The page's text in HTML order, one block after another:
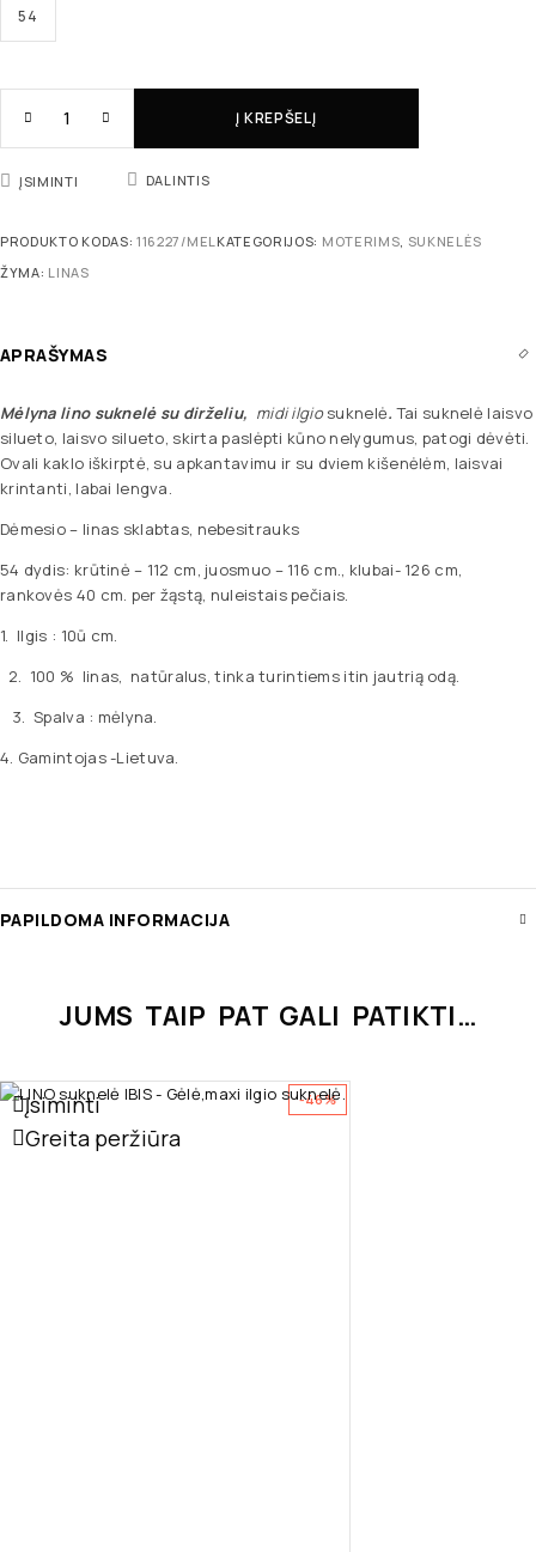
54
Į KREPŠELĮ
ĮSIMINTI DALINTIS
PRODUKTO KODAS: 116227/MEL KATEGORIJOS: MOTERIMS SUKNELĖS
ŽYMA: LINAS
APRAŠYMAS
Mėlyna lino suknelė su dirželiu, midi ilgiosuknelė.Tai suknelė laisvo
silueto, laisvo silueto, skirta paslėpti kūno nelygumus, patogi dėvėti.
Ovali kaklo iškirptė, su apkantavimu ir su dviem kišenėlėm, laisvai
krintanti, labai lengva.
Dėmesio – linas sklabtas, nebesitrauks
54 dydis: krūtinė – 112 cm, juosmuo – 116 cm., klubai- 126 cm,
rankovės 40 cm. per žąstą, nuleistais pečiais.
1. Ilgis : 10ū cm.
2. 100 % linas, natūralus, tinka turintiems itin jautrią odą.
3. Spalva : mėlyna.
4. Gamintojas -Lietuva.
PAPILDOMA INFORMACIJA
JUMS TAIP PAT GALI PATIKTI…
-46%
Įsiminti
Greita peržiūra